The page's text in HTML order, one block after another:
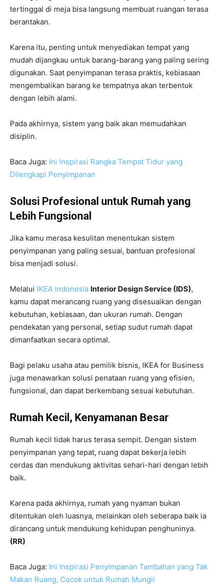
tertinggal di meja bisa langsung membuat ruangan terasa
berantakan.
Karena itu, penting untuk menyediakan tempat yang
mudah dijangkau untuk barang-barang yang paling sering
digunakan. Saat penyimpanan terasa praktis, kebiasaan
mengembalikan barang ke tempatnya akan terbentuk
dengan lebih alami.
Pada akhirnya, sistem yang baik akan memudahkan
disiplin.
Baca Juga: Ini Inspirasi Rangka Tempat Tidur yang
Dilengkapi Penyimpanan
Solusi Profesional untuk Rumah yang
Lebih Fungsional
Jika kamu merasa kesulitan menentukan sistem
penyimpanan yang paling sesuai, bantuan profesional
bisa menjadi solusi.
Melalui IKEA Indonesia Interior Design Service (IDS),
kamu dapat merancang ruang yang disesuaikan dengan
kebutuhan, kebiasaan, dan ukuran rumah. Dengan
pendekatan yang personal, setiap sudut rumah dapat
dimanfaatkan secara optimal.
Bagi pelaku usaha atau pemilik bisnis, IKEA for Business
juga menawarkan solusi penataan ruang yang efisien,
fungsional, dan dapat berkembang sesuai kebutuhan.
Rumah Kecil, Kenyamanan Besar
Rumah kecil tidak harus terasa sempit. Dengan sistem
penyimpanan yang tepat, ruang dapat bekerja lebih
cerdas dan mendukung aktivitas sehari-hari dengan lebih
baik.
Karena pada akhirnya, rumah yang nyaman bukan
ditentukan oleh luasnya, melainkan oleh seberapa baik ia
dirancang untuk mendukung kehidupan penghuninya.
(RR)
Baca Juga: Ini Inspirasi Penyimpanan Tambahan yang Tak
Makan Ruang, Cocok untuk Rumah Mungil